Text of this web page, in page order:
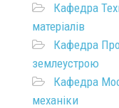
Кафедра
матеріалів
Кафедра
землеустрою
Кафедра
механіки